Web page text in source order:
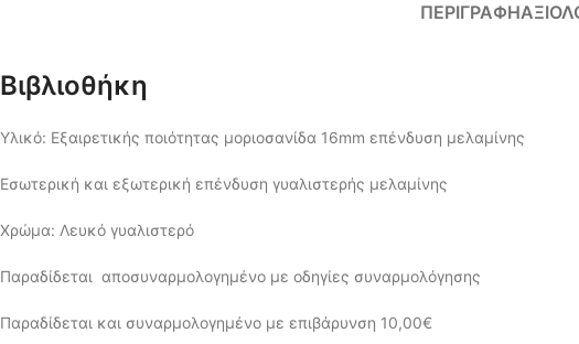
ΠΕΡΙΓΡΑΦΉ
Βιβλιοθήκη
Υλικό: Εξαιρετικής ποιότητας μοριοσανίδα 16mm επένδυση μελαμίνης
Εσωτερική και εξωτερική επένδυση γυαλιστερής μελαμίνης
Χρώμα: Λευκό γυαλιστερό
Παραδίδεται αποσυναρμολογημένο με οδηγίες συναρμολόγησης
Παραδίδεται και συναρμολογημένο με επιβάρυνση 10,00€